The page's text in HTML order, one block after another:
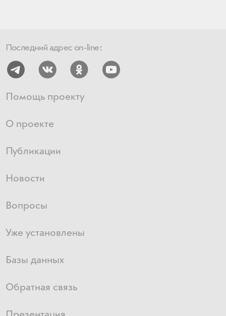
Последний адрес on-line:
Помощь проекту
О проекте
Публикации
Новости
Вопросы
Уже установлены
Базы данных
Обратная связь